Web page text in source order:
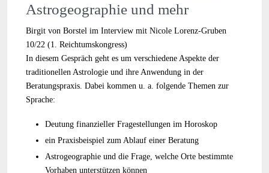
Astrogeographie und mehr
Birgit von Borstel im Interview mit Nicole Lorenz-Gruben
10/22 (1. Reichtumskongress)
In diesem Gespräch geht es um verschiedene Aspekte der
traditionellen Astrologie und ihre Anwendung in der
Beratungspraxis. Dabei kommen u. a. folgende Themen zur
Sprache:
Deutung finanzieller Fragestellungen im Horoskop
ein Praxisbeispiel zum Ablauf einer Beratung
Astrogeographie und die Frage, welche Orte bestimmte
Vorhaben unterstützen können